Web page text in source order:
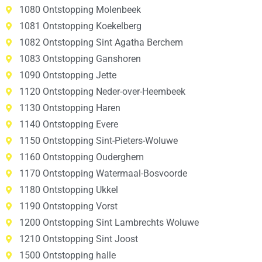
1080 Ontstopping Molenbeek
1081 Ontstopping Koekelberg
1082 Ontstopping Sint Agatha Berchem
1083 Ontstopping Ganshoren
1090 Ontstopping Jette
1120 Ontstopping Neder-over-Heembeek
1130 Ontstopping Haren
1140 Ontstopping Evere
1150 Ontstopping Sint-Pieters-Woluwe
1160 Ontstopping Ouderghem
1170 Ontstopping Watermaal-Bosvoorde
1180 Ontstopping Ukkel
1190 Ontstopping Vorst
1200 Ontstopping Sint Lambrechts Woluwe
1210 Ontstopping Sint Joost
1500 Ontstopping halle